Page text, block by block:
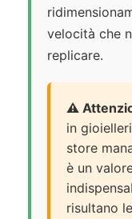
velocità che
replicare.
⚠️
in
store
è un
risultano